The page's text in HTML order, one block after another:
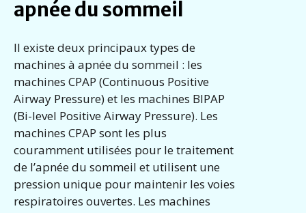
apnée du sommeil
Il existe deux principaux types de
machines à apnée du sommeil : les
machines CPAP (Continuous Positive
Airway Pressure) et les machines BIPAP
(Bi-level Positive Airway Pressure). Les
machines CPAP sont les plus
couramment utilisées pour le traitement
de l’apnée du sommeil et utilisent une
pression unique pour maintenir les voies
respiratoires ouvertes. Les machines